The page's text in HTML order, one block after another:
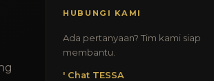
HUBUNGI KAMI
Ada pertanyaan? Tim kami siap
membantu.
' Chat TESSA